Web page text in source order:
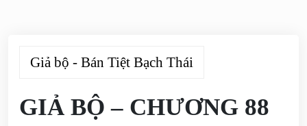
Giả bộ - Bán Tiệt Bạch Thái
GIẢ BỘ – CHƯƠNG 88